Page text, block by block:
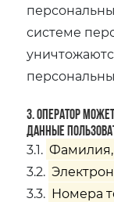
системе
3. Оператор
данные
3.1. Фамилия,
3.2.
3.3. Номера